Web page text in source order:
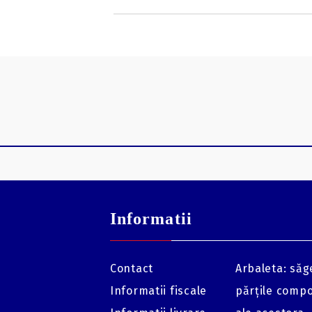
Informatii
Contact
Informatii fiscale
Arbaleta:
părțile